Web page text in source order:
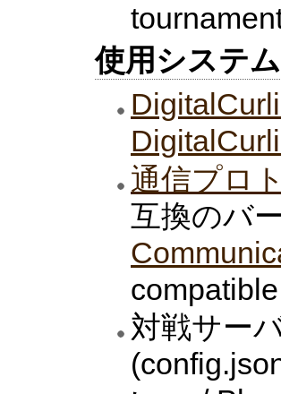
使用システム
通信プロ
互換のバ
対戦サー